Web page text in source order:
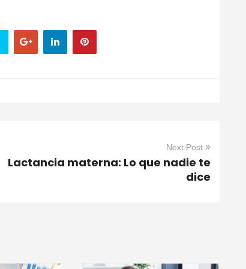
Next Post
Lactancia materna: Lo que nadie te
dice